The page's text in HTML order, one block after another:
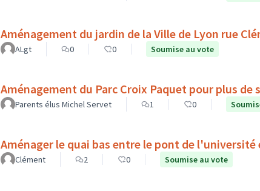
Aménagement du jardin de la Ville de Lyon rue
ALgt 0 0 Soumise au vote
Aménagement du Parc Croix Paquet pour plus
Parents élus Michel Servet 1 0
Aménager le quai bas entre le pont de l'université
Clément 2 0 Soumise au vote